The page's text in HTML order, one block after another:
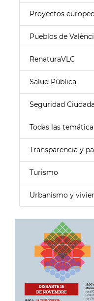
Proyectos
Pueblos de
RenaturaVLC
Salud Pública
Seguridad
Todas las
Transparencia y
Turismo
Urbanismo y